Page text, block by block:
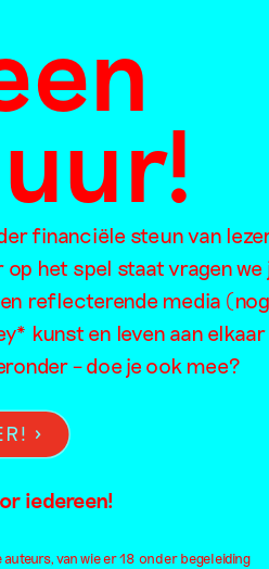
financiële steun van
het spel staat vragen we
reflecterende media
kunst en leven aan elkaar
– doe je ook mee?
iedereen!
van wie er 18 onder begeleiding
the